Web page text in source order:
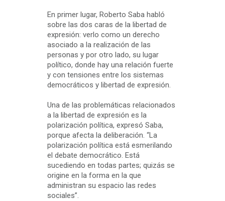
En primer lugar, Roberto Saba habló
sobre las dos caras de la libertad de
expresión: verlo como un derecho
asociado a la realización de las
personas y por otro lado, su lugar
político, donde hay una relación fuerte
y con tensiones entre los sistemas
democráticos y libertad de expresión.
Una de las problemáticas relacionados
a la libertad de expresión es la
polarización política, expresó Saba,
porque afecta la deliberación. “La
polarización política está esmerilando
el debate democrático. Está
sucediendo en todas partes; quizás se
origine en la forma en la que
administran su espacio las redes
sociales”.